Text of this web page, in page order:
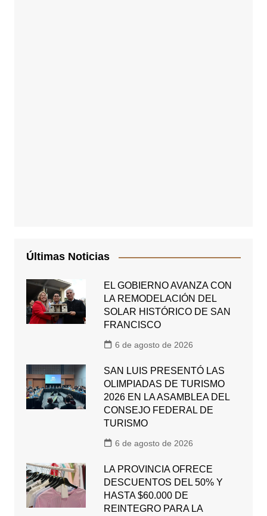
Últimas Noticias
EL GOBIERNO AVANZA CON
LA REMODELACIÓN DEL
SOLAR HISTÓRICO DE SAN
FRANCISCO
6 de agosto de 2026
SAN LUIS PRESENTÓ LAS
OLIMPIADAS DE TURISMO
2026 EN LA ASAMBLEA DEL
CONSEJO FEDERAL DE
TURISMO
6 de agosto de 2026
LA PROVINCIA OFRECE
DESCUENTOS DEL 50% Y
HASTA $60.000 DE
REINTEGRO PARA LA